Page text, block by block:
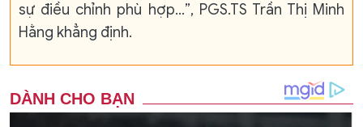
sự điều chỉnh phù hợp…”, PGS.TS Trần Thị Minh
Hằng khẳng định.